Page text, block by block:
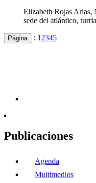
Elizabeth Rojas Arias,
sede del atlántico,
Página : 1 2345
Publicaciones
Agenda
Multimedios